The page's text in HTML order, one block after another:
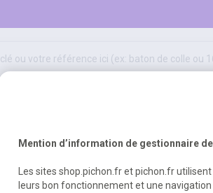
hygiène, sécurité, 1er
Erreur
Mention d’information de gestionnaire
Les sites shop.pichon.fr et pichon.fr
leurs bon fonctionnement et une navigation